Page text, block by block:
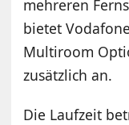
mehreren
bietet
Multiroom
zusätzlich an.
Die Laufzeit